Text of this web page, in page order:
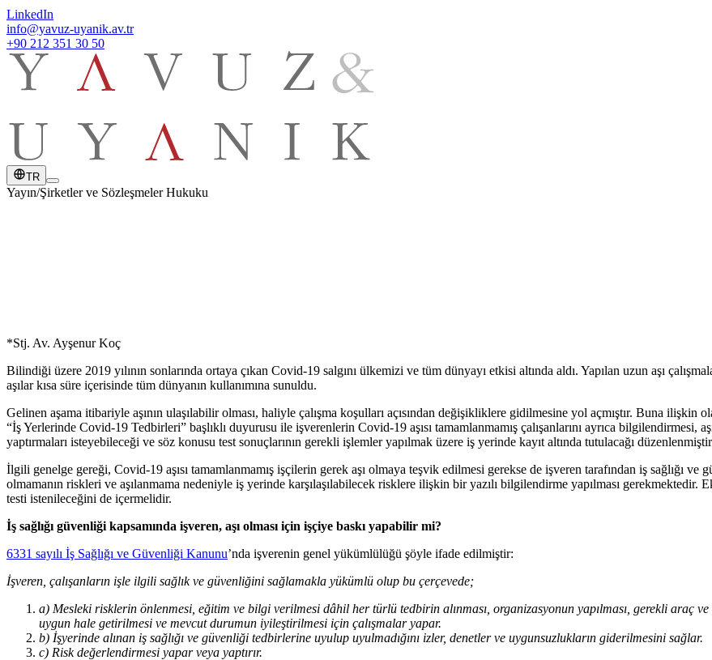
LinkedIn
info@yavuz-uyanik.av.tr
+90 212 351 30 50
TR
Yayın/Şirketler ve Sözleşmeler Hukuku
*Stj. Av. Ayşenur Koç
Bilindiği üzere 2019 yılının sonlarında ortaya çıkan Covid-19 salgını ülkemizi ve tüm dünyayı etkisi altında aldı. Yapılan uzun aşı
aşılar kısa süre içerisinde tüm dünyanın kullanımına sunuldu.
Gelinen aşama itibariyle aşının ulaşılabilir olması, haliyle çalışma koşulları açısından değişikliklere gidilmesine yol açmıştır. Buna
“İş Yerlerinde Covid-19 Tedbirleri” başlıklı duyurusu ile işverenlerin Covid-19 aşısı tamamlanmamış çalışanlarını ayrıca bilgilendirmesi,
yaptırmaları isteyebileceği ve söz konusu test sonuçlarının gerekli işlemler yapılmak üzere iş yerinde kayıt altında tutulacağı
İlgili genelge gereği, Covid-19 aşısı tamamlanmamış işçilerin gerek aşı olmaya teşvik edilmesi gerekse de işveren tarafından iş sağlığı
olmamanın riskleri ve aşılanmama nedeniyle iş yerinde karşılaşılabilecek risklere ilişkin bir yazılı bilgilendirme yapılması
testi istenileceğini de içermelidir.
İş sağlığı güvenliği kapsamında işveren, aşı olması için işçiye baskı yapabilir mi?
6331 sayılı İş Sağlığı ve Güvenliği Kanunu’nda işverenin genel yükümlülüğü şöyle ifade edilmiştir:
İşveren, çalışanların işle ilgili sağlık ve güvenliğini sağlamakla yükümlü olup bu çerçevede;
a) Mesleki risklerin önlenmesi, eğitim ve bilgi verilmesi dâhil her türlü tedbirin alınması, organizasyonun yapılması, gerekli araç
uygun hale getirilmesi ve mevcut durumun iyileştirilmesi için çalışmalar yapar.
b) İşyerinde alınan iş sağlığı ve güvenliği tedbirlerine uyulup uyulmadığını izler, denetler ve uygunsuzlukların giderilmesini sağlar.
c) Risk değerlendirmesi yapar veya yaptırır.